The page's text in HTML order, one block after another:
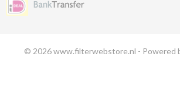
© 2026 www.filterwebstore.nl - Powered